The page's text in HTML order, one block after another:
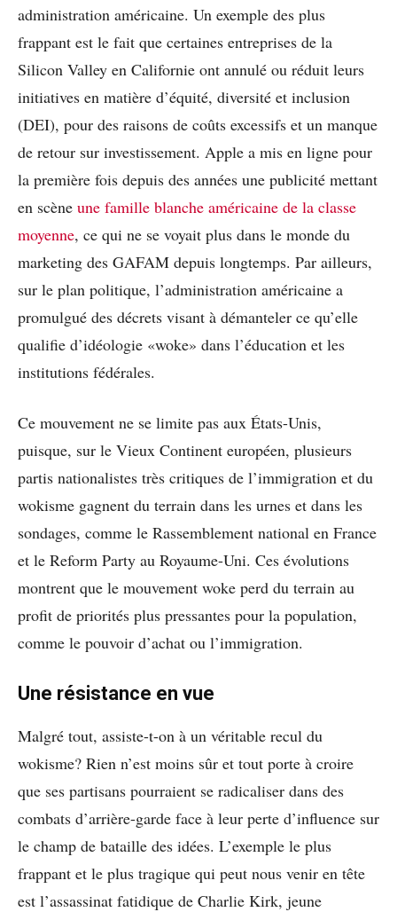
administration américaine. Un exemple des plus
frappant est le fait que certaines entreprises de la
Silicon Valley en Californie ont annulé ou réduit leurs
initiatives en matière d’équité, diversité et inclusion
(DEI), pour des raisons de coûts excessifs et un manque
de retour sur investissement. Apple a mis en ligne pour
la première fois depuis des années une publicité mettant
en scène une famille blanche américaine de la classe
moyenne, ce qui ne se voyait plus dans le monde du
marketing des GAFAM depuis longtemps. Par ailleurs,
sur le plan politique, l’administration américaine a
promulgué des décrets visant à démanteler ce qu’elle
qualifie d’idéologie «woke» dans l’éducation et les
institutions fédérales.
Ce mouvement ne se limite pas aux États-Unis,
puisque, sur le Vieux Continent européen, plusieurs
partis nationalistes très critiques de l’immigration et du
wokisme gagnent du terrain dans les urnes et dans les
sondages, comme le Rassemblement national en France
et le Reform Party au Royaume-Uni. Ces évolutions
montrent que le mouvement woke perd du terrain au
profit de priorités plus pressantes pour la population,
comme le pouvoir d’achat ou l’immigration.
Une résistance en vue
Malgré tout, assiste-t-on à un véritable recul du
wokisme? Rien n’est moins sûr et tout porte à croire
que ses partisans pourraient se radicaliser dans des
combats d’arrière-garde face à leur perte d’influence sur
le champ de bataille des idées. L’exemple le plus
frappant et le plus tragique qui peut nous venir en tête
est l’assassinat fatidique de Charlie Kirk, jeune